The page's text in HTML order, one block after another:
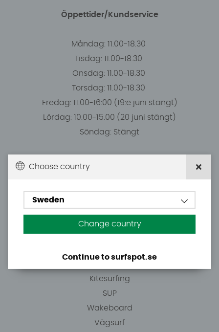
Öppettider/Kundservice
Måndag: 11.00-18.30
Tisdag: 11.00-18.30
Onsdag: 11.00-18.30
Torsdag: 11.00-18.30
Fredag: 11.00-16:00 (19:e juni stängt)
Lördag: 10.00-15.00 (20 juni stängt)
Söndag: Stängt
Du kan hämta ordrar efter överenskommelse från
E-post: info@surfspot.se
Kitesurfing
SUP
Wakeboard
Vågsurf
Choose country
Sweden
Change country
Continue to surfspot.se